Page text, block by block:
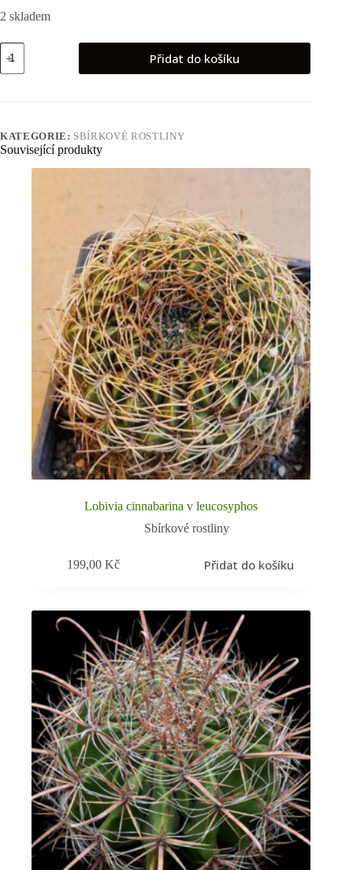
2 skladem
Notocactus
magnificus
množství
Přidat do košíku
KATEGORIE: SBÍRKOVÉ ROSTLINY
Související produkty
Lobivia cinnabarina v leucosyphos
Sbírkové rostliny
199,00Kč Přidat do košíku